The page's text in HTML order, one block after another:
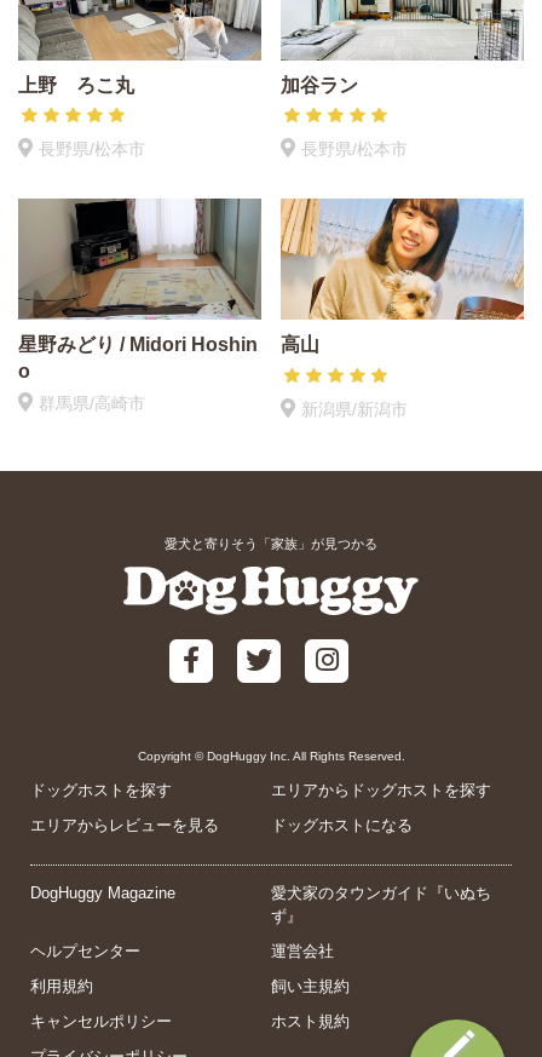
上野 ろこ丸
長野県/松本市
加谷ラン
長野県/松本市
星野みどり / Midori Hoshin
o
群馬県/高崎市
高山
新潟県/新潟市
愛犬と寄りそう「家族」が見つかる
Copyright © DogHuggy Inc. All Rights Reserved.
ドッグホストを探す
エリアからドッグホストを探す
エリアからレビューを見る
ドッグホストになる
DogHuggy Magazine
愛犬家のタウンガイド『いぬち
ず』
ヘルプセンター
運営会社
利用規約
飼い主規約
キャンセルポリシー
ホスト規約